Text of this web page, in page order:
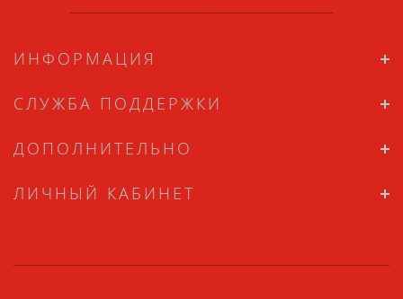
ИНФОРМАЦИЯ
СЛУЖБА ПОДДЕРЖКИ
ДОПОЛНИТЕЛЬНО
ЛИЧНЫЙ КАБИНЕТ